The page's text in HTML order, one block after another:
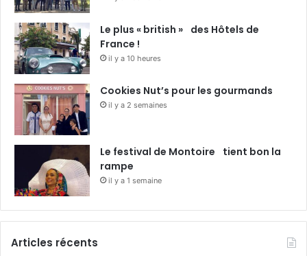
Le plus « british » des Hôtels de
France !
il y a 10 heures
Cookies Nut’s pour les gourmands
il y a 2 semaines
Le festival de Montoire tient bon la
rampe
il y a 1 semaine
Articles récents